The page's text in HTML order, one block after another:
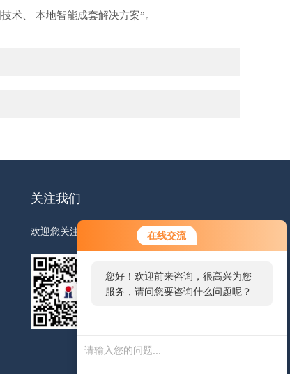
在线交流
您好！欢迎前来咨询，很高兴为您
服务，请问您要咨询什么问题呢？
术、 本地智能成套解决方案”。
关注我们
欢迎您关注我们的微信公众号了解更多信息